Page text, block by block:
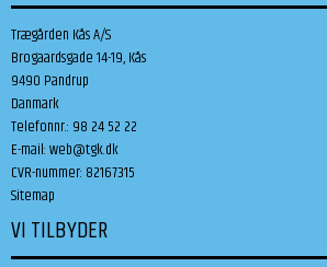
Trægården Kås A/S
Brogaardsgade 14-19, Kås
9490 Pandrup
Danmark
Telefonnr.: 98 24 52 22
E-mail:web@tgk.dk
CVR-nummer: 82167315
Sitemap
VI TILBYDER